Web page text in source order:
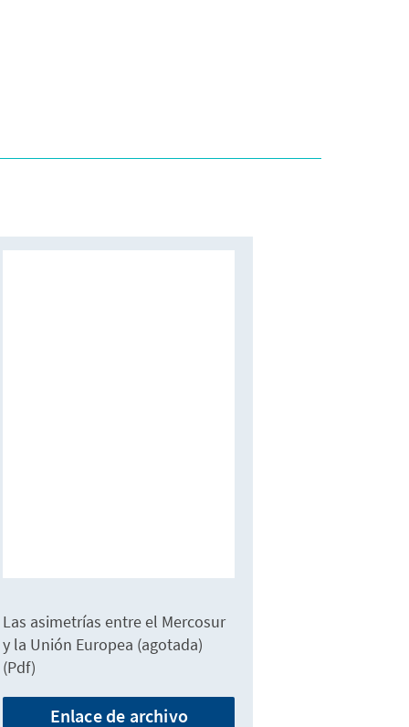
Las asimetrías entre el Mercosur
y la Unión Europea (agotada)
(Pdf)
Enlace de archivo